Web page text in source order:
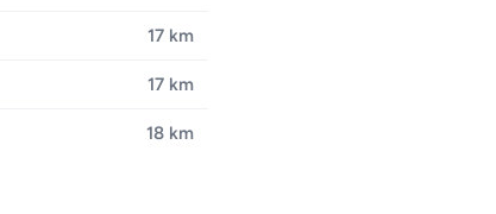
17 km
17 km
18 km